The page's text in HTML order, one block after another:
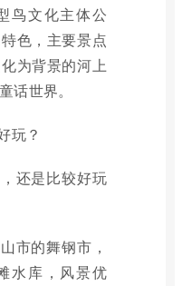
鸟文化主体公
色，主要景点
为背景的河上
话世界。
玩？
还是比较好玩
市的舞钢市，
水库，风景优